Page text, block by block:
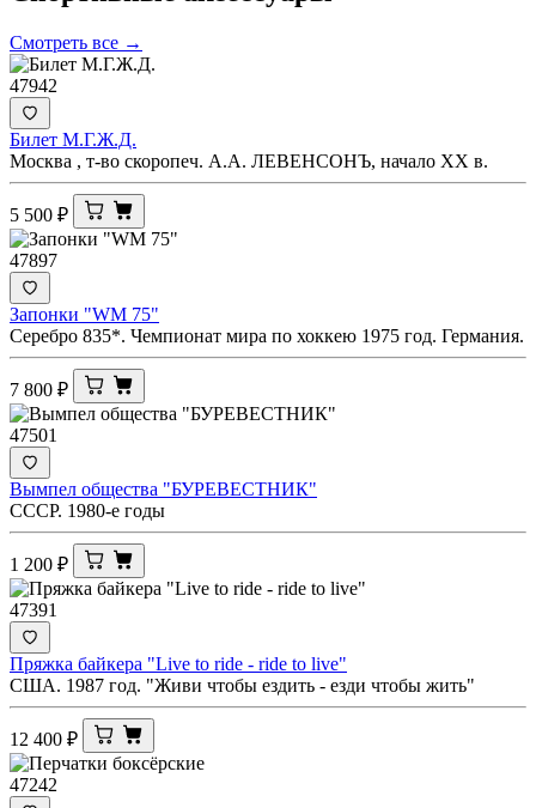
Смотреть все →
47942
Билет М.Г.Ж.Д.
Москва , т-во скоропеч. А.А. ЛЕВЕНСОНЪ, начало ХХ в.
5 500 ₽
47897
Запонки "WM 75"
Серебро 835*. Чемпионат мира по хоккею 1975 год. Германия.
7 800 ₽
47501
Вымпел общества "БУРЕВЕСТНИК"
СССР. 1980-е годы
1 200 ₽
47391
Пряжка байкера "Live to ride - ride to live"
США. 1987 год. "Живи чтобы ездить - езди чтобы жить"
12 400 ₽
47242